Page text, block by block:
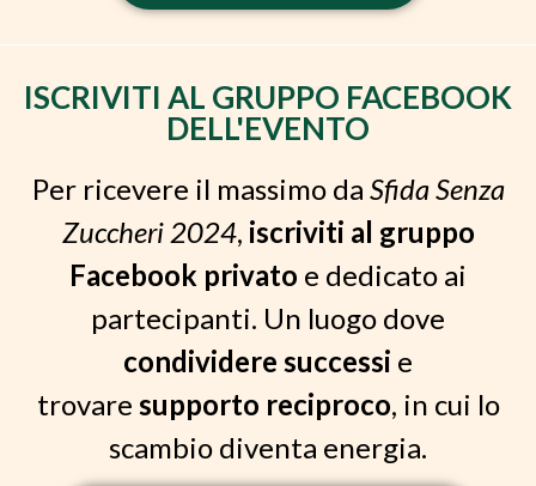
ISCRIVITI AL GRUPPO FACEBOOK
DELL'EVENTO
Per ricevere il massimo da Sfida Senza
Zuccheri 2024, iscriviti al gruppo
Facebook privato e dedicato ai
partecipanti. Un luogo dove
condividere successi e
trovare supporto reciproco, in cui lo
scambio diventa energia.